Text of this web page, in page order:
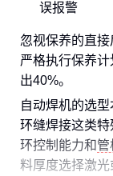
误报警
忽视保养的直
严格执行保养
出40%。
自动焊机的选
环缝焊接这类
环控制能力和管
料厚度选择激